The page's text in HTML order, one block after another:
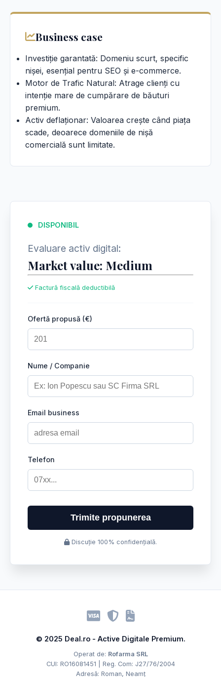
Business case
Investiție garantată: Domeniu scurt, specific
nișei, esențial pentru SEO și e-commerce.
Motor de Trafic Natural: Atrage clienți cu
intenție mare de cumpărare de băuturi
premium.
Activ deflaționar: Valoarea crește când piața
scade, deoarece domeniile de nișă
comercială sunt limitate.
DISPONIBIL
Evaluare activ digital:
Market value: Medium
Factură fiscală deductibilă
Ofertă propusă (€)
Nume / Companie
Email business
Telefon
Trimite propunerea
Discuție 100% confidențială.
© 2025 Deal.ro - Active Digitale Premium.
Operat de: Rofarma SRL
CUI: RO16081451 | Reg. Com: J27/76/2004
Adresă: Roman, Neamț